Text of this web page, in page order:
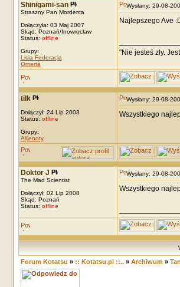
Shinigami-san
Straszny Pan Morderca
Dołączyła: 03 Maj 2007
Skąd: Poznań/Inowrocław
Status: offline
Grupy:
Lisia Federacja
Omertà
Wysłany: 29-08-
Najlepszego Ave
"Nie jesteś zły.
tilk
Dołączył: 24 Lip 2003
Status: offline
Grupy:
Alijenoty
Wysłany: 29-08-
Wszystkiego
Doktor J
The Mad Scientist
Dołączył: 02 Lip 2008
Skąd: Poznań
Status: offline
Wysłany: 29-08-
Wszystkiego
Forum Kotatsu » :: Kotatsu.pl ::..» Archiwum»